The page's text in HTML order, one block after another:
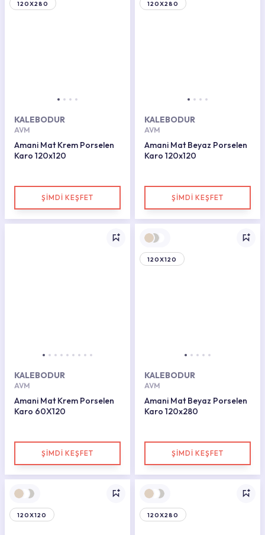
120X280
KALEBODUR
AVM
Amani Mat Krem Porselen
Karo 120x120
ŞİMDİ KEŞFET
120X280
KALEBODUR
AVM
Amani Mat Beyaz Porselen
Karo 120x120
ŞİMDİ KEŞFET
KALEBODUR
AVM
Amani Mat Krem Porselen
Karo 60X120
ŞİMDİ KEŞFET
120X120
KALEBODUR
AVM
Amani Mat Beyaz Porselen
Karo 120x280
ŞİMDİ KEŞFET
120X120 120X280